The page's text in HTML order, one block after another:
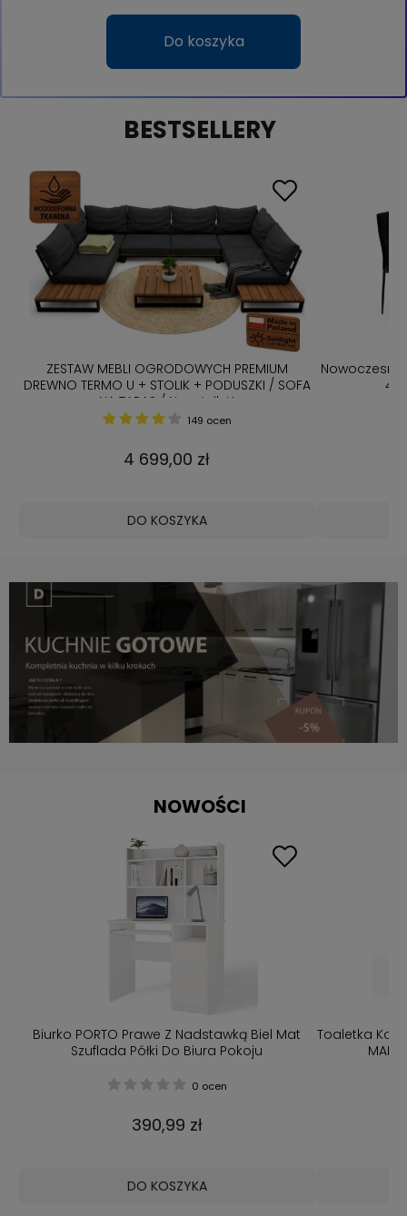
Do koszyka
BESTSELLERY
ZESTAW MEBLI OGRODOWYCH PREMIUM
DREWNO TERMO U + STOLIK + PODUSZKI / SOFA
NA TARAS / Narożnik U
149 ocen
4 699,00 zł
DO KOSZYKA
Nowoczesny
4
NOWOŚCI
Biurko PORTO Prawe Z Nadstawką Biel Mat
Szuflada Półki Do Biura Pokoju
0 ocen
390,99 zł
DO KOSZYKA
Toaletka